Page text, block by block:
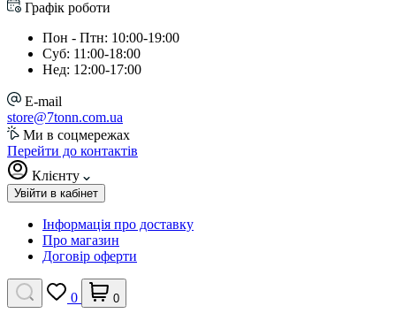
Графік роботи
Пон - Птн: 10:00-19:00
Суб: 11:00-18:00
Нед: 12:00-17:00
E-mail
store@7tonn.com.ua
Ми в соцмережах
Перейти до контактів
Клієнту
Увійти в кабінет
Інформація про доставку
Про магазин
Договір оферти
0 0